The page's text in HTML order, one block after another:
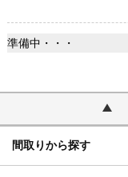
準備中・・・
間取りから探す